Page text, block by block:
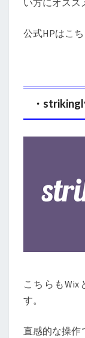
公式HPはこ
・
こちらもWix
す。
直感的な操作